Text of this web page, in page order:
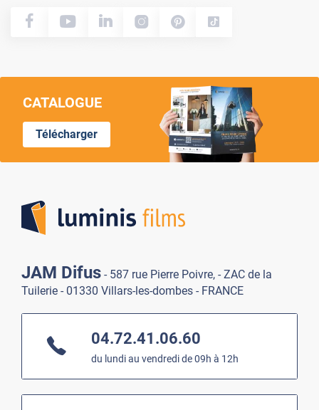
CATALOGUE
Télécharger
JAM Difus - 587 rue Pierre Poivre, - ZAC de la
Tuilerie - 01330 Villars-les-dombes - FRANCE
04.72.41.06.60
du lundi au vendredi de 09h à 12h